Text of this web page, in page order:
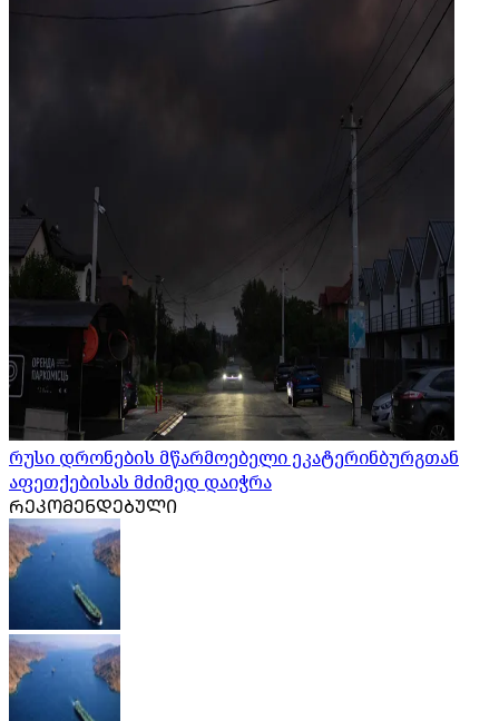
რუსი დრონების მწარმოებელი ეკატერინბურგთან
აფეთქებისას მძიმედ დაიჭრა
ᲠᲔᲙᲝᲛᲔᲜᲓᲔᲑᲣᲚᲘ